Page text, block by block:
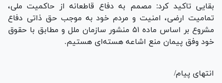
بقایی تاکید کرد: مصمم به دفاع قاطعانه از حاکمیت ملی،
تمامیت ارضی، امنیت و مردم خود به موجب حق ذاتی دفاع
مشروع بر اساس ماده ۵۱ منشور سازمان ملل و مطابق با حقوق
خود وفق پیمان منع اشاعه هسته‌ای هستیم.
انتهای پیام/